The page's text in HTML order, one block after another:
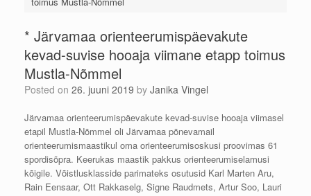
* Järvamaa orienteerumispäevakute
kevad-suvise hooaja viimane etapp toimus
Mustla-Nõmmel
Posted on 26. juuni 2019 by Janika Vingel
Järvamaa orienteerumispäevakute kevad-suvise hooaja viimasel
etapil Mustla-Nõmmel oli Järvamaa põnevamail
orienteerumismaastikul oma orienteerumisoskusi proovimas 61
spordisõpra. Keerukas maastik pakkus orienteerumiselamusi
kõigile. Võistlusklasside parimateks osutusid Karl Marten Aru,
Rain Eensaar, Ott Rakkaselg, Signe Raudmets, Artur Soo, Lauri